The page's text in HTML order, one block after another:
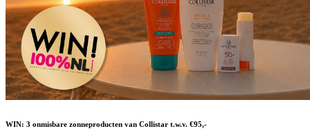
WIN: 3 onmisbare zonneproducten van Collistar t.w.v. €95,-